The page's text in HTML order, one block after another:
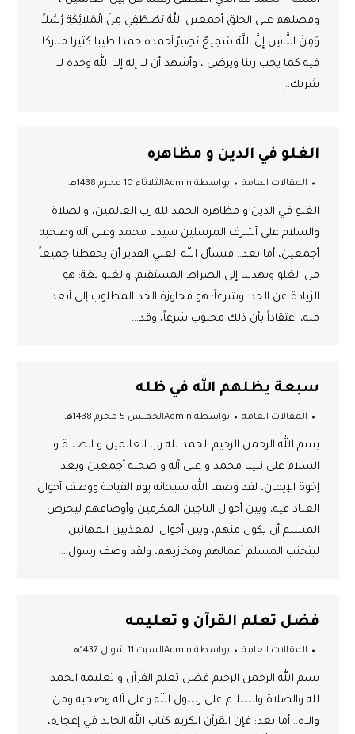
وفضلهم على الخلق أجمعين اللَّهُ يَصْطَفِي مِنَ الْمَلائِكَةِ رُسُلاً
وَمِنَ النَّاسِ إِنَّ اللَّهَ سَمِيعٌ بَصِيرٌ.أحمده حمدا طيبا كثيرا مباركا
فيه كما يحب ربنا ويرضى ، وأشهد أن لا إله إلا الله وحده لا
شريك…
الغلو في الدين و مظاهره
المقالات العامة بواسطة Adminالثلاثاء 10 محرم 1438هـ
الغلو في الدين و مظاهره الحمد لله رب العالمين، والصلاة
والسلام على أشرف المرسلين سيدنا محمد وعلى آله وصحبه
أجمعين، أما بعد.. فنسأل الله العلي القدير أن يحفظنا جميعاً
من الغلو ويهدينا إلى الصراط المستقيم. والغلو لغة: هو
الزيادة عن الحد. وشرعاً: هو مجاوزة الحد المطلوب إلى أبعد
منه، اعتقاداً بأن ذلك محبوب شرعاً، وقد…
سبعة يظلهم الله في ظله
المقالات العامة بواسطة Adminالخميس 5 محرم 1438هـ
بسم الله الرحمن الرحيم الحمد لله رب العالمين و الصلاة و
السلام على نبينا محمد و على آله و صحبه أجمعين وبعد:
إخوة الإيمان، لقد وصف الله سبحانه يوم القيامة ووصف أحوال
العباد فيه، وبين أحوال الناجين المكرمين وأوصافهم ليحرص
المسلم أن يكون منهم، وبين أحوال المعذبين المهانين
ليتجنب المسلم أعمالهم ومخازيهم، ولقد وصف رسول…
فضل تعلم القرآن و تعليمه
المقالات العامة بواسطة Adminالسبت 11 شوال 1437هـ
بسم الله الرحمن الرحيم فضل تعلم القرآن و تعليمه الحمد
لله والصلاة والسلام على رسول الله وعلى آله وصحبه ومن
والاه.. أما بعد: فإن القرآن الكريم كتاب الله الخالد في إعجازه،